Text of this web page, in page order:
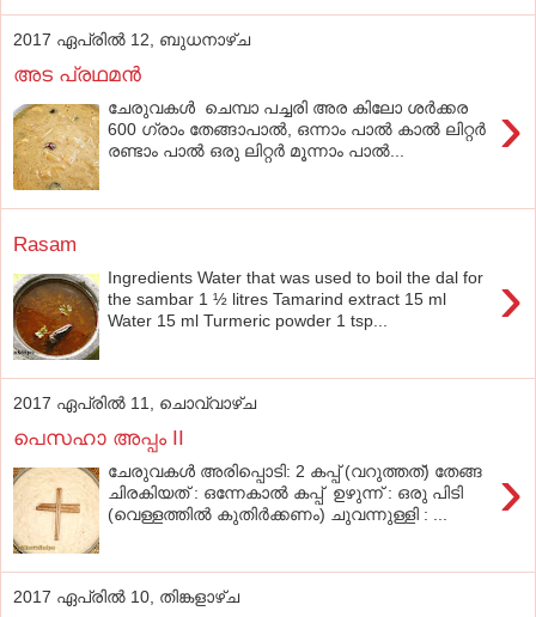
2017 ഏപ്രിൽ 12, ബുധനാഴ്‌ച
അട പ്രഥമന്‍
›
ചേരുവകൾ ചെമ്പാ പച്ചരി അര കിലോ ശര്‍ക്കര
600 ഗ്രാം തേങ്ങാപാല്‍, ഒന്നാം പാല്‍ കാല്‍ ലിറ്റര്‍
രണ്ടാം പാല്‍ ഒരു ലിറ്റര്‍ മൂന്നാം പാല്‍...
Rasam
›
Ingredients Water that was used to boil the dal for
the sambar 1 ½ litres Tamarind extract 15 ml
Water 15 ml Turmeric powder 1 tsp...
2017 ഏപ്രിൽ 11, ചൊവ്വാഴ്ച
പെസഹാ അപ്പം II
›
ചേരുവകൾ അരിപ്പൊടി: 2 കപ്പ് (വറുത്തത്) തേങ്ങ
ചിരകിയത് : ഒന്നേകാൽ കപ്പ് ഉഴുന്ന് : ഒരു പിടി
(വെള്ളത്തിൽ കുതിർക്കണം) ചുവന്നുള്ളി : ...
2017 ഏപ്രിൽ 10, തിങ്കളാഴ്‌ച